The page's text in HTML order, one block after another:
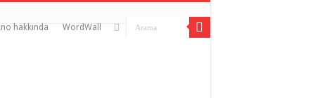
hakkında WordWall